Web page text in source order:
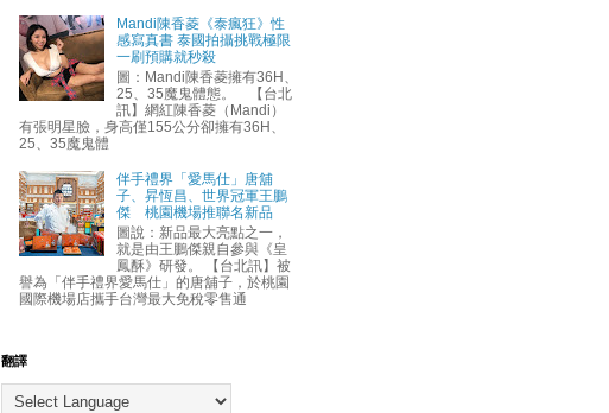
Mandi陳香菱《泰瘋狂》性
感寫真書 泰國拍攝挑戰極限
一刷預購就秒殺
圖：Mandi陳香菱擁有36H、
25、35魔鬼體態。 【台北
訊】網紅陳香菱（Mandi）
有張明星臉，身高僅155公分卻擁有36H、
25、35魔鬼體
伴手禮界「愛馬仕」唐舖
子、昇恆昌、世界冠軍王鵬
傑 桃園機場推聯名新品
圖說：新品最大亮點之一，
就是由王鵬傑親自參與《皇
鳳酥》研發。 【台北訊】被
譽為「伴手禮界愛馬仕」的唐舖子，於桃園
國際機場店攜手台灣最大免稅零售通
翻譯